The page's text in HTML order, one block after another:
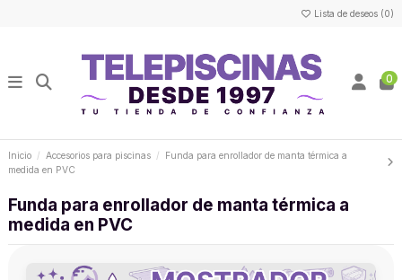
Lista de deseos (0)
0
Inicio Accesorios para piscinas
Funda para enrollador de manta térmica a
medida en PVC
Funda para enrollador de manta térmica a
medida en PVC